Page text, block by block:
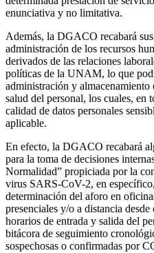
enunciativa y no limitativa.
Además, la DGACO recabará
administración de los recursos
derivados de las relaciones
políticas de la UNAM, lo que
administración y almacenamiento
salud del personal, los cuales, en
calidad de datos personales
aplicable.
En efecto, la DGACO recabará
para la toma de decisiones
Normalidad” propiciada por la
virus SARS-CoV-2, en
determinación del aforo en
presenciales y/o a distancia
horarios de entrada y salida del
bitácora de seguimiento
sospechosas o confirmadas por